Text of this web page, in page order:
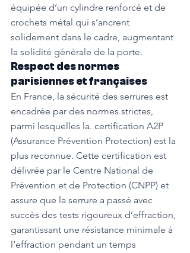
équipée d’un cylindre renforcé et de
crochets métal qui s’ancrent
solidement dans le cadre, augmentant
la solidité générale de la porte.
Respect des normes
parisiennes et françaises
En France, la sécurité des serrures est
encadrée par des normes strictes,
parmi lesquelles la. certification A2P
(Assurance Prévention Protection) est la
plus reconnue. Cette certification est
délivrée par le Centre National de
Prévention et de Protection (CNPP) et
assure que la serrure a passé avec
succès des tests rigoureux d’effraction,
garantissant une résistance minimale à
l’effraction pendant un temps